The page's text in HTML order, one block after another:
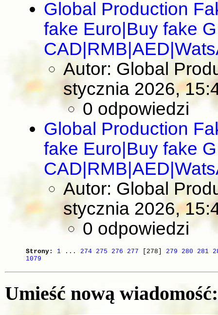
Global Production
fake Euro|Buy fake
Autor: Global
stycznia 2026,
0 odpowiedzi
Global Production
fake Euro|Buy fake
Autor: Global
stycznia 2026,
0 odpowiedzi
Strony: 1 ... 274 275 276 277 [278] 279 280 281
1079
Umieść nową wiadomość: